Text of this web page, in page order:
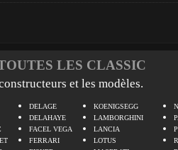
LES CLASSIC
et les modèles.
DELAGE
DELAHAYE
FACEL VEGA
FERRARI
KOENIGSEGG
LAMBORGHINI
LANCIA
LOTUS